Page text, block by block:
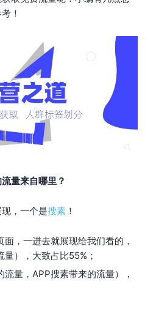
！
量来自哪里？
，一个是搜素 ！
面，一进去就展现给我们看的，
），大致占比55%；
流量，APP搜素带来的流量），